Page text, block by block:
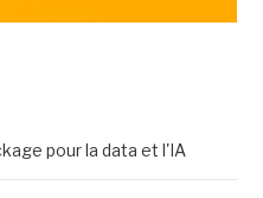
pour la data et l'IA